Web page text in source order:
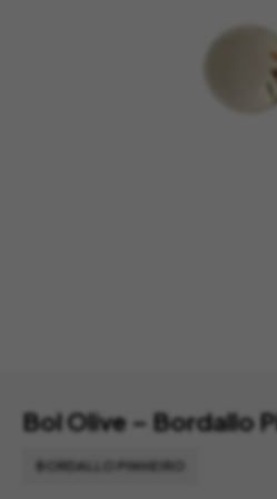
Bol Olive – Bordallo
BORDALLO PINHEIRO